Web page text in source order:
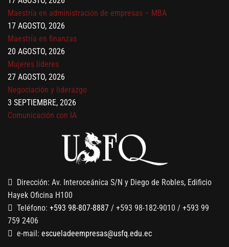
Maestría en administración de empresas – MBA
17 AGOSTO, 2026
Maestría en finanzas
20 AGOSTO, 2026
Mujeres líderes
27 AGOSTO, 2026
Negociación y liderazgo
3 SEPTIEMBRE, 2026
Comunicación con IA
7 SEPTIEMBRE, 2026
Gobernanza de datos
Finanzas para no financieros
Dirección: Av. Interoceánica S/N y Diego de Robles, Edificio
Hayek Oficina H100
Teléfono: +593 98-807-8887 / +593 98-182-9010 / +593 99
759 2406
e-mail: escueladeempresas@usfq.edu.ec